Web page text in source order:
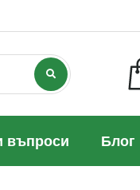
въпроси Блог